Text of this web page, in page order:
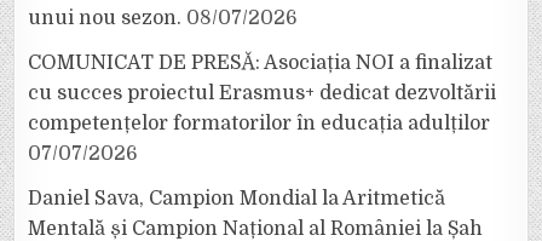
unui nou sezon. 08/07/2026
COMUNICAT DE PRESĂ: Asociația NOI a finalizat
cu succes proiectul Erasmus+ dedicat dezvoltării
competențelor formatorilor în educația adulților
07/07/2026
Daniel Sava, Campion Mondial la Aritmetică
Mentală și Campion Național al României la Șah